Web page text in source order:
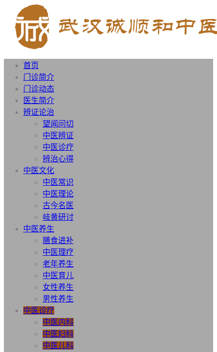
首页
门诊简介
门诊动态
医生简介
辨证论治
望闻问切
中医辨证
中医诊疗
辨治心得
中医文化
中医常识
中医理论
古今名医
岐黄研讨
中医养生
膳食进补
中医理疗
老年养生
中医育儿
女性养生
男性养生
中医诊疗
中医内科
中医妇科
中医儿科